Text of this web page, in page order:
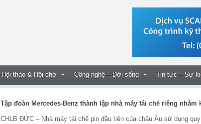
Hội thảo & Hội chợ Công nghệ – Đời sống Tin tức – Sự
Tập đoàn Mercedes-Benz thành lập nhà máy tái chế riêng
CHLB ĐỨC – Nhà máy tái chế pin đầu tiên của châu Âu sử dụng